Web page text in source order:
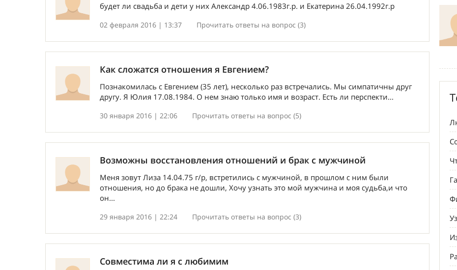
будет ли свадьба и дети у них Александр 4.06.1983г.р. и Екатерина 26.04.1992г.р
02 февраля 2016 | 13:37 Прочитать ответы на вопрос (3)
Как сложатся отношения я Евгением?
Познакомилась с Евгением (35 лет), несколько раз встречались. Мы симпатичны друг
другу. Я Юлия 17.08.1984. О нем знаю только имя и возраст. Есть ли перспекти...
30 января 2016 | 22:06 Прочитать ответы на вопрос (5)
Возможны восстановления отношений и брак с мужчиной
Меня зовут Лиза 14.04.75 г/р, встретились с мужчиной, в прошлом с ним были
отношения, но до брака не дошли, Хочу узнать это мой мужчина и моя судьба,и что
он...
29 января 2016 | 22:24 Прочитать ответы на вопрос (3)
Совместима ли я с любимим